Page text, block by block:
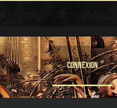
Connexion